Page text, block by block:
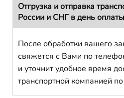
Отгрузка и отправка
России и СНГ в день оплаты
После обработки вашего
свяжется с Вами по
и уточнит удобное время
транспортной компанией